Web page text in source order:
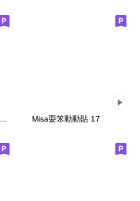
Misa耍笨動動貼 17